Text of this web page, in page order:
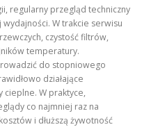
regularny przegląd techniczny
W trakcie serwisu
czystość filtrów,
temperatury.
do stopniowego
działające
W praktyce,
co najmniej raz na
i dłuższą żywotność